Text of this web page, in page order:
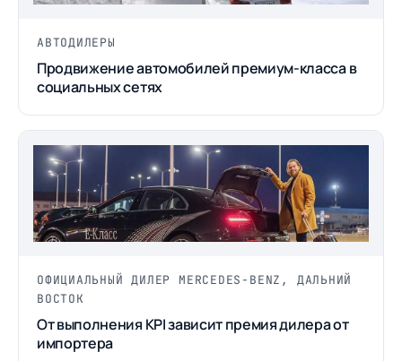
АВТОДИЛЕРЫ
Продвижение автомобилей премиум-класса в
социальных сетях
ОФИЦИАЛЬНЫЙ ДИЛЕР MERCEDES-BENZ, ДАЛЬНИЙ
ВОСТОК
От выполнения KPI зависит премия дилера от
импортера